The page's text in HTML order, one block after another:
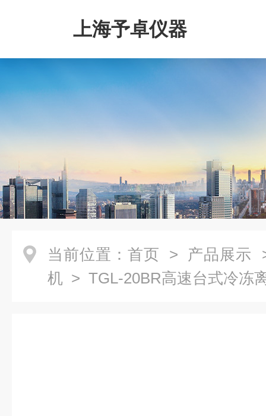
上海予卓仪器
当前位置： 首页 > 产品展示
机 > TGL-20BR高速台式冷冻